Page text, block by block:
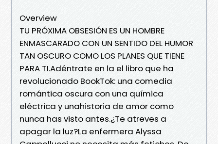
Overview
TU PRÓXIMA OBSESIÓN ES UN HOMBRE
ENMASCARADO CON UN SENTIDO DEL HUMOR
TAN OSCURO COMO LOS PLANES QUE TIENE
PARA TI.Adéntrate en la el libro que ha
revolucionado BookTok: una comedia
romántica oscura con una química
eléctrica y unahistoria de amor como
nunca has visto antes.¿Te atreves a
apagar la luz?La enfermera Alyssa